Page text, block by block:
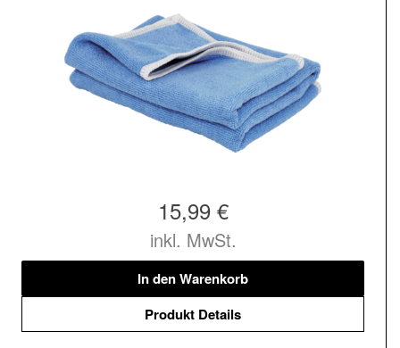
15,99 €
inkl. MwSt.
In den Warenkorb
Produkt Details